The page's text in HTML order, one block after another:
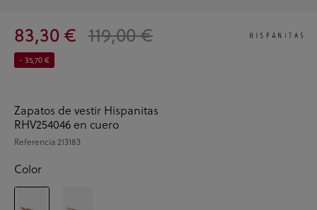
83,30 € 119,00 €
- 35,70 €
Zapatos de vestir Hispanitas
RHV254046 en cuero
Referencia213183
Color